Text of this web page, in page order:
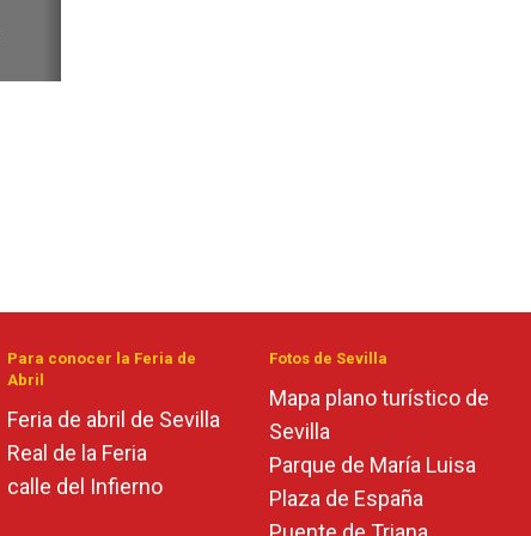
Para conocer la Feria de
Abril
Feria de abril de Sevilla
Real de la Feria
calle del Infierno
Fotos de Sevilla
Mapa plano turístico de
Sevilla
Parque de María Luisa
Plaza de España